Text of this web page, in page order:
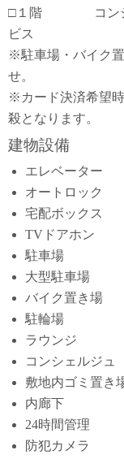
□１階 コンシェ
ビス
※駐車場・バイク
せ。
※カード決済希望
殺となります。
建物設備
エレベーター
オートロック
宅配ボックス
TVドアホン
駐車場
大型駐車場
バイク置き場
駐輪場
ラウンジ
コンシェルジュ
敷地内ゴミ置き
内廊下
24時間管理
防犯カメラ